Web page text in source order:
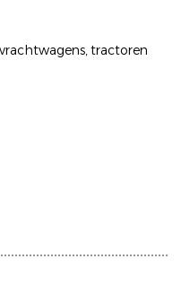
vrachtwagens tractoren